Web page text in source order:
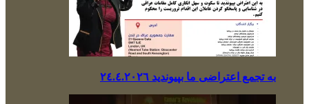
بە تجمع اعتراضی ما بپیوندید ٢٤.٤.٢٠٢٦